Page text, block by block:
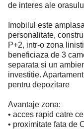
de interes ale
Imobilul este
personalitate,
P+2, intr-o zona
beneficiaza de 3
separata si un
investitie.
pentru depozitare
Avantaje zona:
• acces rapid catre
• proximitate fata de